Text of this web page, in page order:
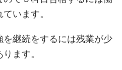
います。
継続をするには残業が少
ます。